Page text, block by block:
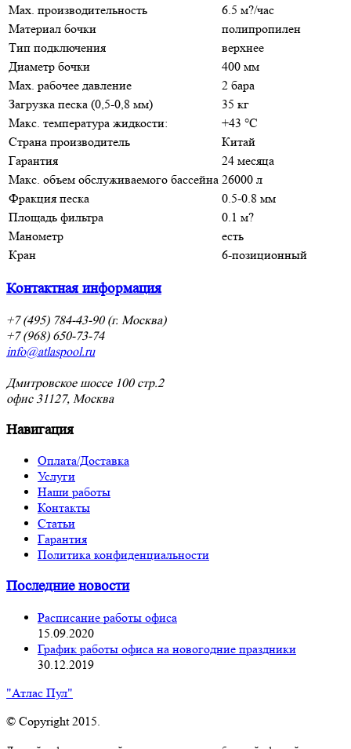
Max. производительность
6.5 м?/час
Материал бочки
полипропилен
Тип подключения
верхнее
Диаметр бочки
400 мм
Max. рабочее давление
2 бара
Загрузка песка (0,5-0,8 мм)
35 кг
Макс. температура жидкости:
+43 °C
Страна производитель
Китай
Гарантия
24 месяца
Макс. объем обслуживаемого бассейна 26000 л
Фракция песка
0.5-0.8 мм
Площадь фильтра
0.1 м?
Манометр
есть
Кран
6-позиционный
Контактная информация
+7 (495) 784-43-90 (г. Москва)
+7 (968) 650-73-74
info@atlaspool.ru
Дмитровское шоссе 100 стр.2
офис 31127, Москва
Навигация
Оплата/Доставка
Услуги
Наши работы
Контакты
Статьи
Гарантия
Политика конфиденциальности
Последние новости
Расписание работы офиса
15.09.2020
График работы офиса на новогодние праздники
30.12.2019
"Атлас Пул"
© Copyright 2015.